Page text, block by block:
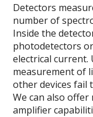
Detectors
number of
Inside the
photodetectors
electrical current.
measurement of
other devices fail
We can also
amplifier